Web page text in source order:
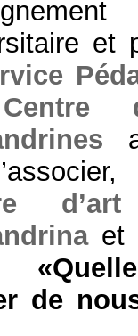
et
Centre
et
de